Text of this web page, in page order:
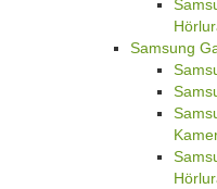
Samsung